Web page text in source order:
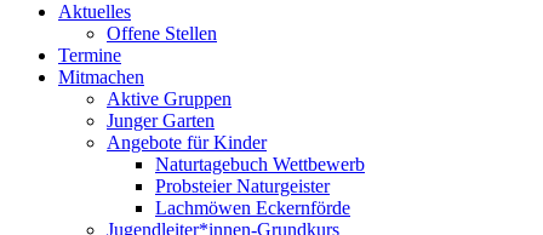
Aktuelles
Offene Stellen
Termine
Mitmachen
Aktive Gruppen
Junger Garten
Angebote für Kinder
Naturtagebuch Wettbewerb
Probsteier Naturgeister
Lachmöwen Eckernförde
Jugendleiter*innen-Grundkurs